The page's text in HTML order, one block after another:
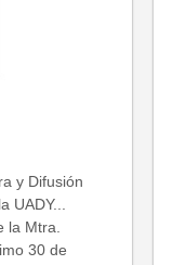
y Difusión
UADY...
la Mtra.
30 de